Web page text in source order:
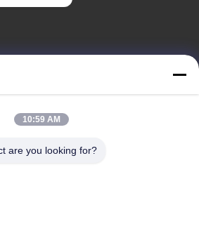
1° e 2° piano, n. 3, via Gangzai,
10:59 AM
are you looking for?